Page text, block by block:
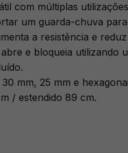
com múltiplas
um guarda-chuva
a resistência e
e bloqueia utilizando
mm, 25 mm e
/ estendido 89 cm.